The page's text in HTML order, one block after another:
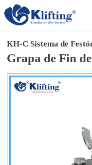
KH-C Sistema de
Grapa de Fin